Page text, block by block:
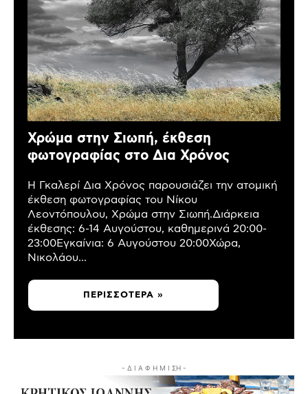
Χρώμα στην Σιωπή, έκθεση
φωτογραφίας στο Δια Χρόνος
Η Γκαλερί Δια Χρόνος παρουσιάζει την ατομική
έκθεση φωτογραφίας του Νίκου
Λεοντόπουλου, Χρώμα στην Σιωπή.Διάρκεια
έκθεσης: 6-14 Αυγούστου, καθημερινά 20:00-
23:00Εγκαίνια: 6 Αυγούστου 20:00Χώρα,
Νικολάου...
ΠΕΡΙΣΣΌΤΕΡΑ »
- Δ Ι Α Φ Η Μ Ι ΣΗ -